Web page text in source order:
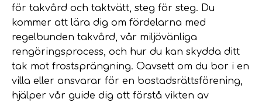
för takvård och taktvätt, steg för steg. Du
kommer att lära dig om fördelarna med
regelbunden takvård, vår miljövänliga
rengöringsprocess, och hur du kan skydda ditt
tak mot frostsprängning. Oavsett om du bor i en
villa eller ansvarar för en bostadsrättsförening,
hjälper vår guide dig att förstå vikten av